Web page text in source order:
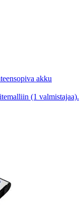
akku
(1 valmistajaa).